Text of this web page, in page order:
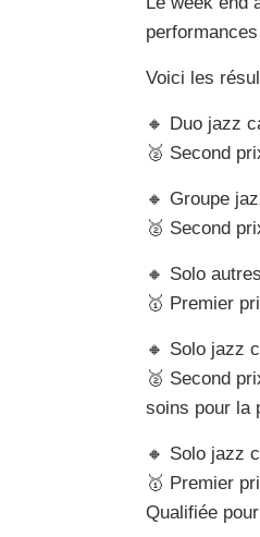
Voici les
🔸 Duo jazz
🥈 Second
🔸 Groupe
🥈 Second
🔸 Solo
🥇 Premier
🔸 Solo jazz
🥈 Second
soins pour la
🔸 Solo jazz
🥇 Premier
Qualifiée